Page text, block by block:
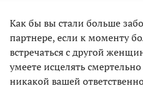
Как бы вы стали больше
партнере, если к моменту
встречаться с другой
умеете исцелять
никакой вашей